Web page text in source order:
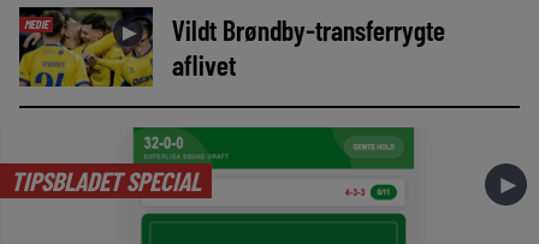
MEDIE ►
Vildt Brøndby-transferrygte
aflivet
TIPSBLADET SPECIAL ►